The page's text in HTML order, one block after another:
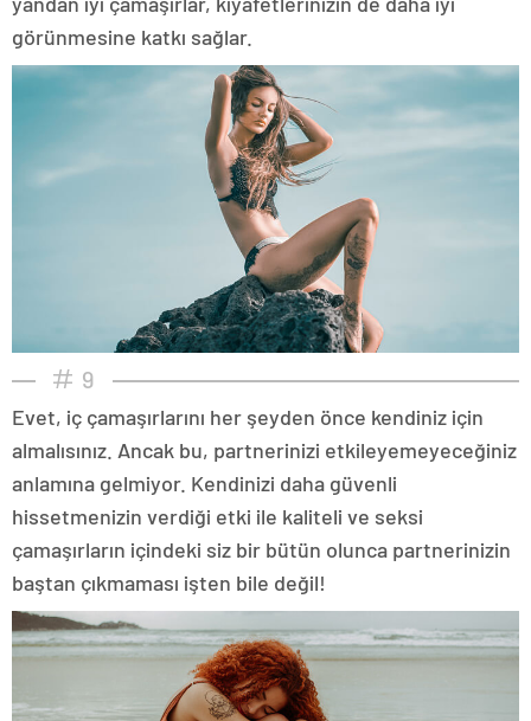
görünmesine katkı sağlar.
9
Evet, iç çamaşırlarını her şeyden önce kendiniz için
almalısınız. Ancak bu, partnerinizi etkileyemeyeceğiniz
anlamına gelmiyor. Kendinizi daha güvenli
hissetmenizin verdiği etki ile kaliteli ve seksi
çamaşırların içindeki siz bir bütün olunca partnerinizin
baştan çıkmaması işten bile değil!